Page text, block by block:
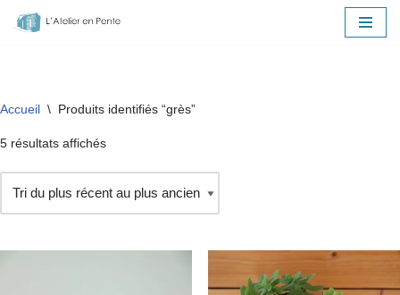
Accueil \ Produits identifiés “grès”
5 résultats affichés